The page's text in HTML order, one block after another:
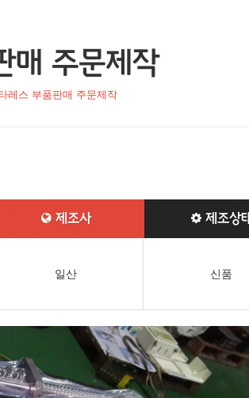
매 주문제작
레스 부품판매 주문제작
제조사
일산
제조상
신품